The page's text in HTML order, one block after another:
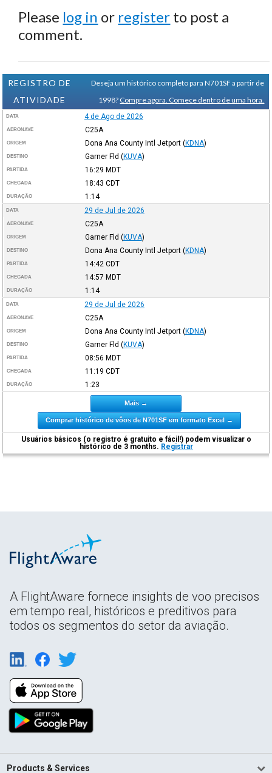
Please log in or register to post a
comment.
REGISTRO DE
ATIVIDADE
Deseja um histórico completo para N701SF a partir de
1998? Compre agora. Comece dentro de uma hora.
DATA 4 de Ago de 2026
AERONAVE C25A
ORIGEM Dona Ana County Intl Jetport (KDNA)
DESTINO Garner Fld (KUVA)
PARTIDA 16:29 MDT
CHEGADA 18:43 CDT
DURAÇÃO 1:14
DATA 29 de Jul de 2026
AERONAVE C25A
ORIGEM Garner Fld (KUVA)
DESTINO Dona Ana County Intl Jetport (KDNA)
PARTIDA 14:42 CDT
CHEGADA 14:57 MDT
DURAÇÃO 1:14
DATA 29 de Jul de 2026
AERONAVE C25A
ORIGEM Dona Ana County Intl Jetport (KDNA)
DESTINO Garner Fld (KUVA)
PARTIDA 08:56 MDT
CHEGADA 11:19 CDT
DURAÇÃO 1:23
Mais →
Comprar histórico de vôos de N701SF em formato Excel →
Usuários básicos (o registro é gratuito e fácil!) podem visualizar o
histórico de 3 months. Registrar
A FlightAware fornece insights de voo precisos
em tempo real, históricos e preditivos para
todos os segmentos do setor da aviação.
Products & Services